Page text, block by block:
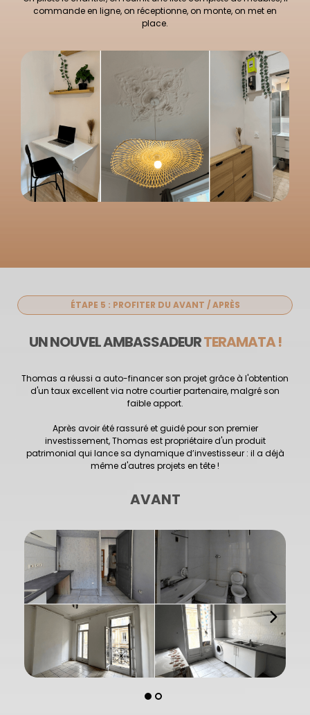
commande en ligne, on réceptionne, on monte, on met en
place.
ÉTAPE 5 : PROFITER DU AVANT / APRÈS
UN NOUVEL AMBASSADEURTERAMATA !
Thomas a réussi a auto-financer son projet grâce à l'obtention
d'un taux excellent via notre courtier partenaire, malgré son
faible apport.
Après avoir été rassuré et guidé pour son premier
investissement, Thomas est propriétaire d'un produit
patrimonial qui lance sa dynamique d’investisseur : il a déjà
même d'autres projets en tête !
AVANT